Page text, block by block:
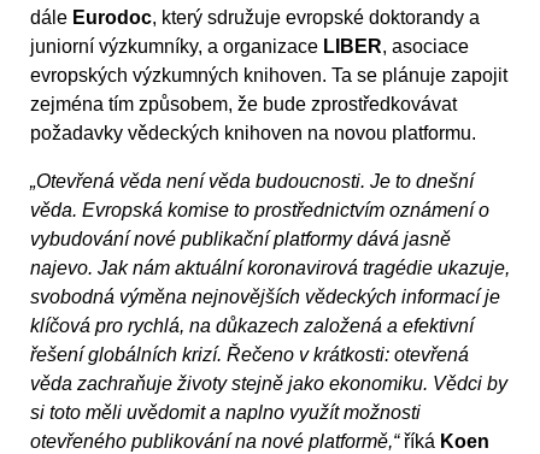
dále Eurodoc, který sdružuje evropské doktorandy a
juniorní výzkumníky, a organizace LIBER, asociace
evropských výzkumných knihoven. Ta se plánuje zapojit
zejména tím způsobem, že bude zprostředkovávat
požadavky vědeckých knihoven na novou platformu.
„Otevřená věda není věda budoucnosti. Je to dnešní
věda. Evropská komise to prostřednictvím oznámení o
vybudování nové publikační platformy dává jasně
najevo. Jak nám aktuální koronavirová tragédie ukazuje,
svobodná výměna nejnovějších vědeckých informací je
klíčová pro rychlá, na důkazech založená a efektivní
řešení globálních krizí. Řečeno v krátkosti: otevřená
věda zachraňuje životy stejně jako ekonomiku. Vědci by
si toto měli uvědomit a naplno využít možnosti
otevřeného publikování na nové platformě,“říká Koen